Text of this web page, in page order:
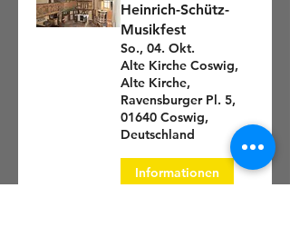
Heinrich-Schütz-
Musikfest
So., 04. Okt.
Alte Kirche Coswig,
Alte Kirche,
Ravensburger Pl. 5,
01640 Coswig,
Deutschland
Informationen